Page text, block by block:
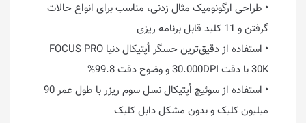
• طراحی ارگونومیک مثال زدنی، مناسب برای انواع حالات
گرفتن و 11 کلید قابل برنامه ریزی
• استفاده از دقیق‌ترین حسگر اُپتیکال دنیا FOCUS PRO
30K با دقت 30.000DPI و وضوح دقت 99.8%
• استفاده از سوئیچ اُپتیکال نسل سوم ریزر با طول عمر 90
میلیون کلیک و بدون مشکل دابل کلیک